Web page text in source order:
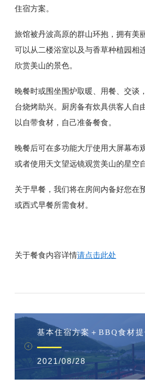
住宿方案。
旅馆被丹波高原的群山环抱，拥有美
可以从二楼浴室以及与香草种植园相
欣赏美山的景色。
晚餐时或围坐围炉取暖、用餐、交谈
台烧烤助兴。厨房备有炊具供客人自
以自带食材，自己准备餐食。
晚餐后可在多功能大厅使用大屏幕布
或者使用天文望远镜观赏美山的星空
关于早餐，我们将在房间内备好您在
或西式早餐所需食材。
关于餐食内容详情请点击此处
基本住宿方案＋BBQ食材提
2021/08/28